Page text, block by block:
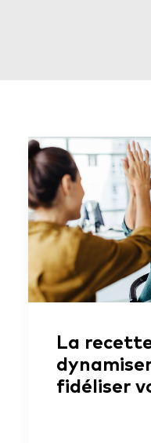
La
fidéliser